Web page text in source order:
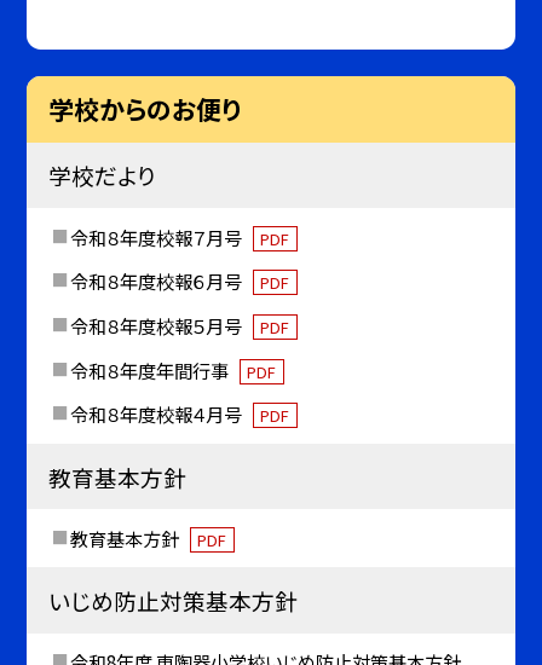
学校からのお便り
学校だより
令和８年度校報７月号 PDF
令和８年度校報６月号 PDF
令和８年度校報５月号 PDF
令和８年度年間行事 PDF
令和８年度校報４月号 PDF
教育基本方針
教育基本方針 PDF
いじめ防止対策基本方針